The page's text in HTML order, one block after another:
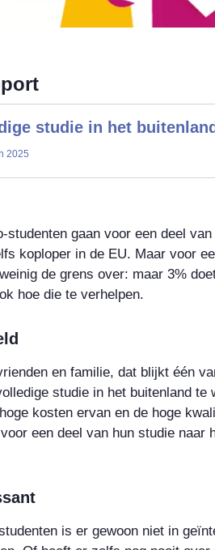
studie in het
2025
studenten gaan voor een deel
koploper in de EU. Maar voor
de grens over: maar 3%
hoe die te verhelpen.
en familie, dat blijkt één
studie in het buitenland te
kosten ervan en de hoge
een deel van hun studie naar
is er gewoon niet in